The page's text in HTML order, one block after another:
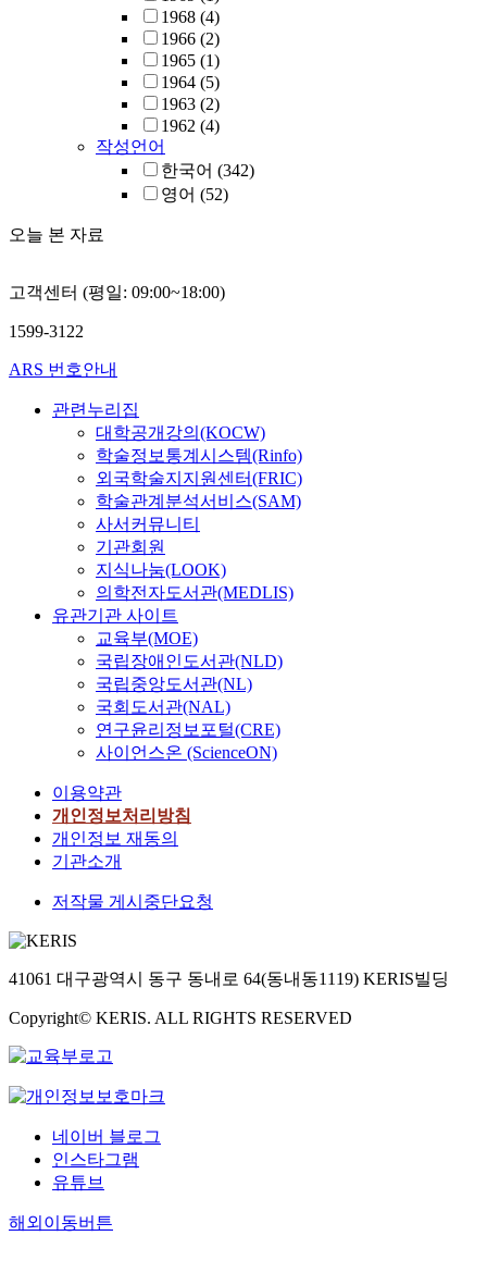
1968 (4)
1966 (2)
1965 (1)
1964 (5)
1963 (2)
1962 (4)
작성언어
한국어 (342)
영어 (52)
오늘 본 자료
고객센터 (평일: 09:00~18:00)
1599-3122
ARS 번호안내
관련누리집
대학공개강의(KOCW)
학술정보통계시스템(Rinfo)
외국학술지지원센터(FRIC)
학술관계분석서비스(SAM)
사서커뮤니티
기관회원
지식나눔(LOOK)
의학전자도서관(MEDLIS)
유관기관 사이트
교육부(MOE)
국립장애인도서관(NLD)
국립중앙도서관(NL)
국회도서관(NAL)
연구윤리정보포털(CRE)
사이언스온 (ScienceON)
이용약관
개인정보처리방침
개인정보 재동의
기관소개
저작물 게시중단요청
41061 대구광역시 동구 동내로 64(동내동1119) KERIS빌딩
Copyright© KERIS. ALL RIGHTS RESERVED
네이버 블로그
인스타그램
유튜브
해외이동버튼